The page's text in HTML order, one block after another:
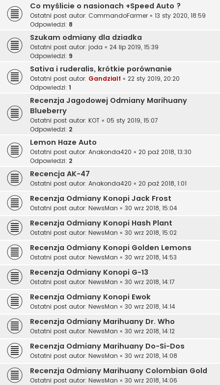
Co myślicie o nasionach +Speed Auto ?
Ostatni post autor: CommandoFarmer « 13 sty 2020, 18:59
Odpowiedzi: 8
Szukam odmiany dla dziadka
Ostatni post autor: joda « 24 lip 2019, 15:39
Odpowiedzi: 9
Sativa i ruderalis, krótkie porównanie
Ostatni post autor: Gandzialf « 22 sty 2019, 20:20
Odpowiedzi: 1
Recenzja Jagodowej Odmiany Marihuany
Blueberry
Ostatni post autor: KOT « 05 sty 2019, 15:07
Odpowiedzi: 2
Lemon Haze Auto
Ostatni post autor: Anakonda420 « 20 paź 2018, 13:30
Odpowiedzi: 2
Recencja AK-47
Ostatni post autor: Anakonda420 « 20 paź 2018, 1:01
Recenzja Odmiany Konopi Jack Frost
Ostatni post autor: NewsMan « 30 wrz 2018, 15:04
Recenzja Odmiany Konopi Hash Plant
Ostatni post autor: NewsMan « 30 wrz 2018, 15:02
Recenzja Odmiany Konopi Golden Lemons
Ostatni post autor: NewsMan « 30 wrz 2018, 14:53
Recenzja Odmiany Konopi G-13
Ostatni post autor: NewsMan « 30 wrz 2018, 14:17
Recenzja Odmiany Konopi Ewok
Ostatni post autor: NewsMan « 30 wrz 2018, 14:14
Recenzja Odmiany Marihuany Dr. Who
Ostatni post autor: NewsMan « 30 wrz 2018, 14:12
Recenzja Odmiany Marihuany Do-Si-Dos
Ostatni post autor: NewsMan « 30 wrz 2018, 14:08
Recenzja Odmiany Marihuany Colombian Gold
Ostatni post autor: NewsMan « 30 wrz 2018, 14:06